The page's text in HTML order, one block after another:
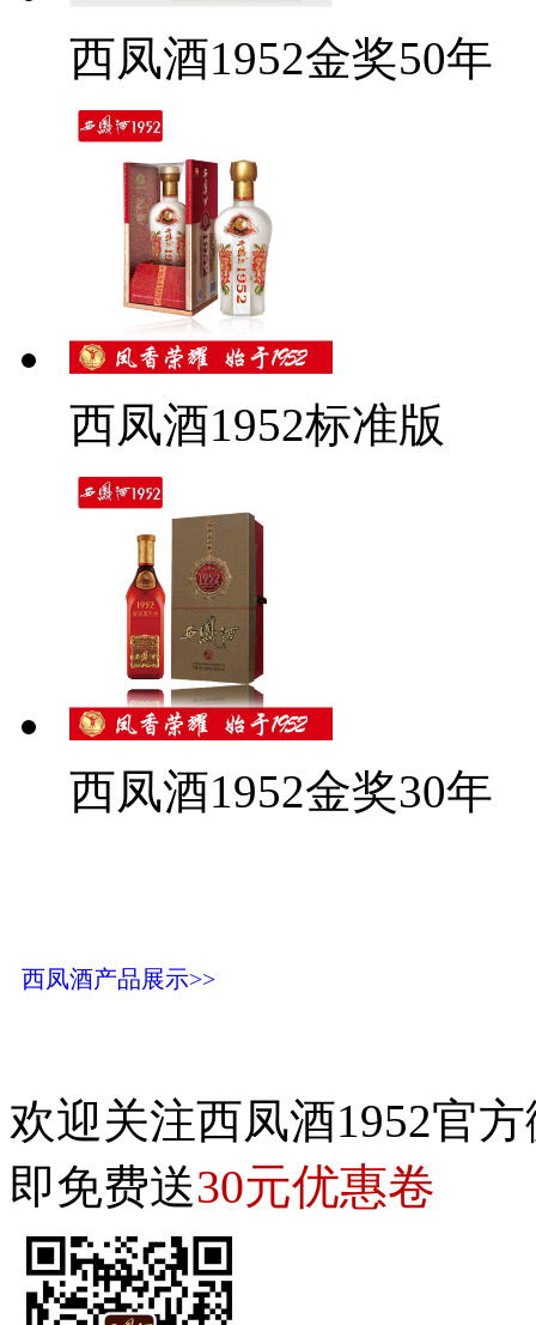
西凤酒1952金奖50年
西凤酒1952标准版
西凤酒1952金奖30年
西凤酒产品展示>>
欢迎关注西凤酒1952官
即免费送30元优惠卷